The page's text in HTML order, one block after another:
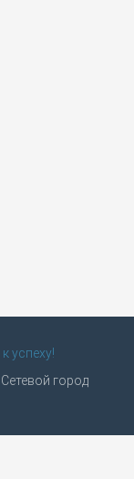
к успеху!
Сетевой город